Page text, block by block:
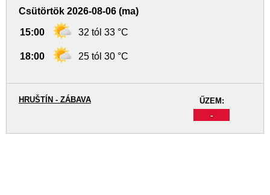
Csütörtök 2026-08-06 (ma)
15:00 32 tól 33 °C
18:00 25 tól 30 °C
ŰZEM:
-
HRUŠTÍN - ZÁBAVA